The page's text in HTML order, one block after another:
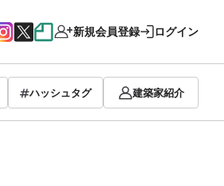
新規会員登録 ログイン
ハッシュタグ 建築家紹介